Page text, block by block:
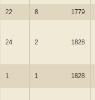
22 8 1779
24 2 1828
1 1 1828